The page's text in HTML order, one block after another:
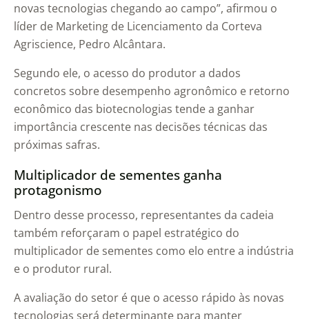
novas tecnologias chegando ao campo”, afirmou o
líder de Marketing de Licenciamento da Corteva
Agriscience, Pedro Alcântara.
Segundo ele, o acesso do produtor a dados
concretos sobre desempenho agronômico e retorno
econômico das biotecnologias tende a ganhar
importância crescente nas decisões técnicas das
próximas safras.
Multiplicador de sementes ganha
protagonismo
Dentro desse processo, representantes da cadeia
também reforçaram o papel estratégico do
multiplicador de sementes como elo entre a indústria
e o produtor rural.
A avaliação do setor é que o acesso rápido às novas
tecnologias será determinante para manter